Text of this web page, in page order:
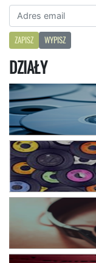
ZAPISZ WYPISZ
DZIAŁY